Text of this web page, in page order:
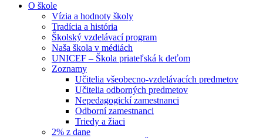
O škole
Vízia a hodnoty školy
Tradícia a história
Školský vzdelávací program
Naša škola v médiách
UNICEF – Škola priateľská k deťom
Zoznamy
Učitelia všeobecno-vzdelávacích predmetov
Učitelia odborných predmetov
Nepedagogickí zamestnanci
Odborní zamestnanci
Triedy a žiaci
2% z dane